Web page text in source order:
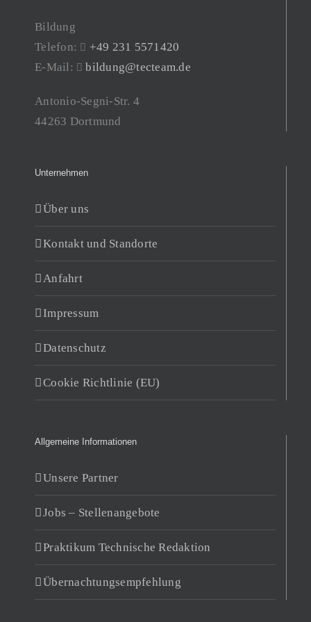
Bildung
Telefon:
+49 231 5571420
E-Mail:
bildung@tecteam.de
Antonio-Segni-Str. 4
44263 Dortmund
Unternehmen
Über uns
Kontakt und Standorte
Anfahrt
Impressum
Datenschutz
Cookie Richtlinie (EU)
Allgemeine Informationen
Unsere Partner
Jobs – Stellenangebote
Praktikum Technische Redaktion
Übernachtungsempfehlung